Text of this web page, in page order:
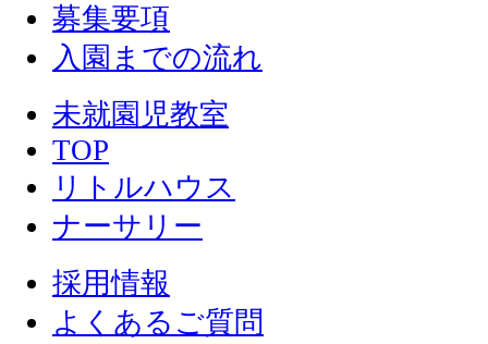
募集要項
入園までの流れ
未就園児教室
TOP
リトルハウス
ナーサリー
採用情報
よくあるご質問